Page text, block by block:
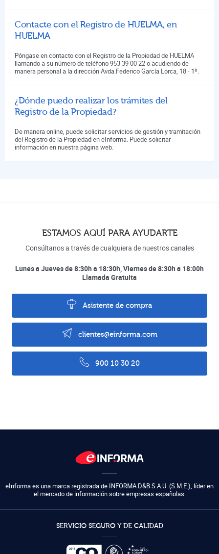
Contacte con el Registro de HUELMA, en
HUELMA
Póngase en contacto con el Registro de la Propiedad de HUELMA
llamando a su número de teléfono 953 39 00 22 o acudiendo de
manera personal a la dirección Avda.Federico García Lorca, 18 - 1º.
¿Dónde puedo realizar los trámites del
Registro de la Propiedad?
De manera online, puede solicitar servicios de gestión y tramitación
del Registro de la Propiedad en eInforma. Puede solicitar
información en nuestra página web.
ESTAMOS AQUÍ PARA AYUDARTE
Consúltanos a través de cualquiera de nuestros canales
Lunes a Jueves de 8:30h a 18:30h, Viernes de 8:30h a 18:00h
Llamada Gratuita
Asistente de compra
clientes@einforma.com
900 10 30 20
eInforma es una marca registrada de INFORMA D&B S.A.U. (S.M.E.), líder en
el mercado de información sobre empresas españolas.
SERVICIO SEGURO Y DE CALIDAD